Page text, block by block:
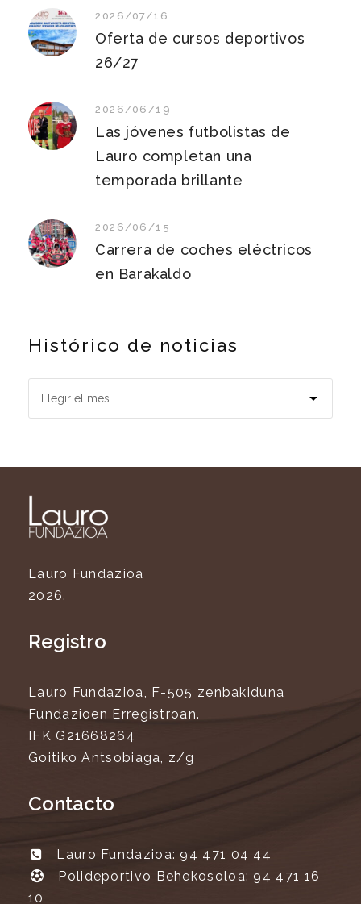
2026/07/16
Oferta de cursos deportivos
26/27
2026/06/19
Las jóvenes futbolistas de
Lauro completan una
temporada brillante
2026/06/15
Carrera de coches eléctricos
en Barakaldo
Histórico de noticias
Lauro Fundazioa
2026.
Registro
Lauro Fundazioa, F-505 zenbakiduna
Fundazioen Erregistroan.
IFK G21668264
Goitiko Antsobiaga, z/g
Contacto
Lauro Fundazioa: 94 471 04 44
Polideportivo Behekosoloa: 94 471 16
10